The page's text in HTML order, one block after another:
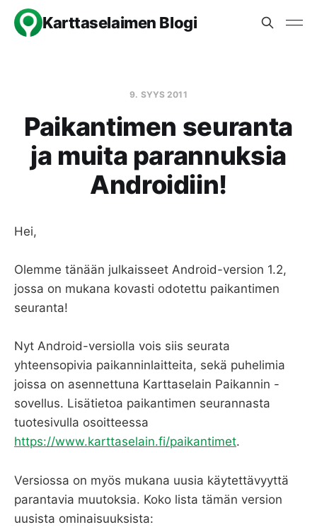
Karttaselaimen Blogi
9. SYYS 2011
Paikantimen seuranta
ja muita parannuksia
Androidiin!
Hei,
Olemme tänään julkaisseet Android-version 1.2,
jossa on mukana kovasti odotettu paikantimen
seuranta!
Nyt Android-versiolla vois siis seurata
yhteensopivia paikanninlaitteita, sekä puhelimia
joissa on asennettuna Karttaselain Paikannin -
sovellus. Lisätietoa paikantimen seurannasta
tuotesivulla osoitteessa
https://www.karttaselain.fi/paikantimet.
Versiossa on myös mukana uusia käytettävyyttä
parantavia muutoksia. Koko lista tämän version
uusista ominaisuuksista: